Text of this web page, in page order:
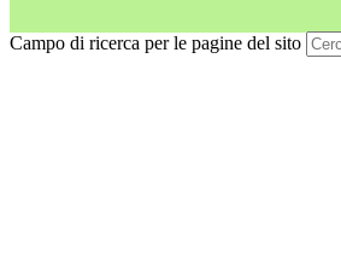
Campo di ricerca per le pagine del sito